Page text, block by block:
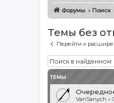
Форумы Поиск
Темы без
Перейти к
ТЕМЫ
VanSanych »